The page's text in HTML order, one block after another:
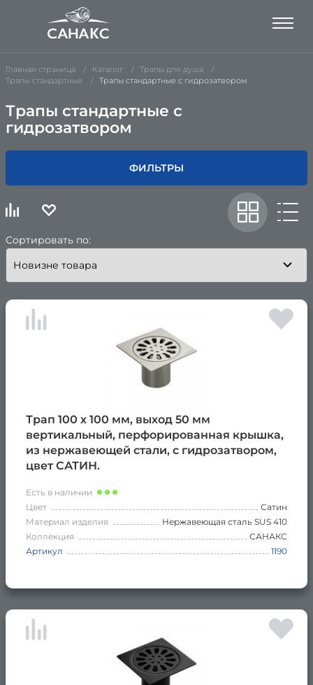
Главная страница Каталог
Трапы для душа
Трапы стандартные
Трапы стандартные с гидрозатвором
Трапы стандартные с
гидрозатвором
ФИЛЬТРЫ
Сортировать по:
Трап 100 х 100 мм, выход 50 мм
вертикальный, перфорированная крышка,
из нержавеющей стали, с гидрозатвором,
цвет САТИН.
Есть в наличии
Цвет
Сатин
Материал изделия
Нержавеющая сталь SUS 410
Коллекция
САНАКС
Артикул
1190